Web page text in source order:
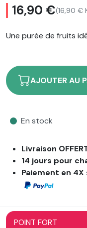
16,90 €(16,90 €
Une purée de fruits
AJOUTER AU
En stock
Livraison
14 jours pour
Paiement en
POINT FORT